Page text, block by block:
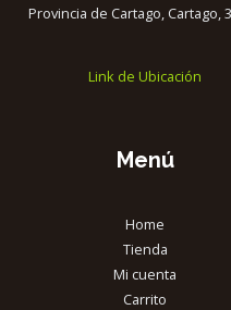
Provincia de Cartago, Cartago,
Link de Ubicación
Menú
Home
Tienda
Mi cuenta
Carrito